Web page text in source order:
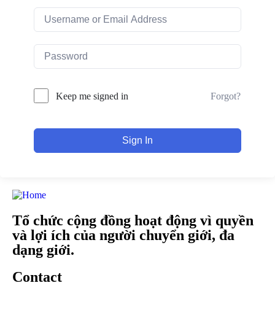
Keep me signed in Forgot?
Sign In
Tổ chức cộng đồng hoạt động vì quyền
và lợi ích của người chuyển giới, đa
dạng giới.
Contact